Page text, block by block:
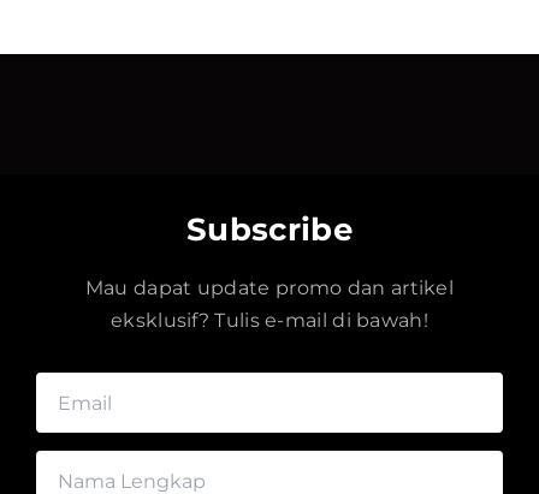
Subscribe
Mau dapat update promo dan artikel
eksklusif? Tulis e-mail di bawah!